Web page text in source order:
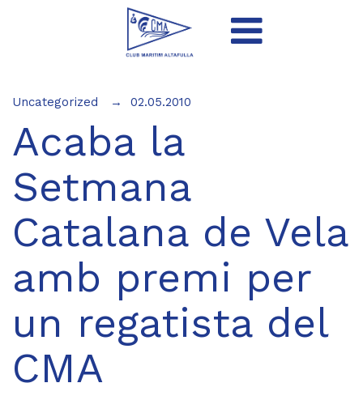
Uncategorized 02.05.2010
Acaba la
Setmana
Catalana de Vela
amb premi per
un regatista del
CMA